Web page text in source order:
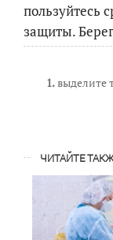
пользуйтесь
защиты.
1.выделите
ЧИТАЙТЕ